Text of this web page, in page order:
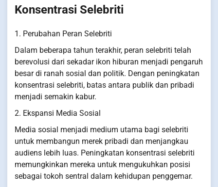
Konsentrasi Selebriti
1. Perubahan Peran Selebriti
Dalam beberapa tahun terakhir, peran selebriti telah
berevolusi dari sekadar ikon hiburan menjadi pengaruh
besar di ranah sosial dan politik. Dengan peningkatan
konsentrasi selebriti, batas antara publik dan pribadi
menjadi semakin kabur.
2. Ekspansi Media Sosial
Media sosial menjadi medium utama bagi selebriti
untuk membangun merek pribadi dan menjangkau
audiens lebih luas. Peningkatan konsentrasi selebriti
memungkinkan mereka untuk mengukuhkan posisi
sebagai tokoh sentral dalam kehidupan penggemar.